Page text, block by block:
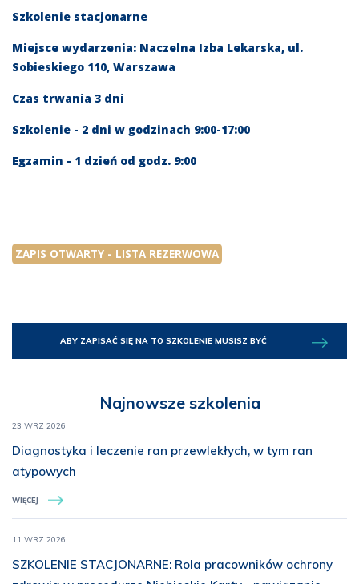
Najnowsze szkolenia
23 WRZ 2026
Diagnostyka i leczenie ran przewlekłych, w tym ran
atypowych
WIĘCEJ
11 WRZ 2026
SZKOLENIE STACJONARNE: Rola pracowników ochrony
Szkolenie stacjonarne
Miejsce wydarzenia: Naczelna Izba Lekarska, ul.
Sobieskiego 110, Warszawa
Czas trwania 3 dni
Szkolenie - 2 dni w godzinach 9:00-17:00
Egzamin - 1 dzień od godz. 9:00
ZAPIS OTWARTY - LISTA REZERWOWA
ABY ZAPISAĆ SIĘ NA TO SZKOLENIE MUSISZ BYĆ